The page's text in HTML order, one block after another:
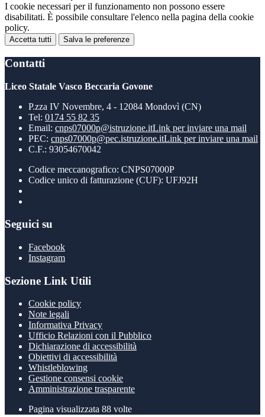
I cookie necessari per il funzionamento non possono essere
disabilitati. È possibile consultare l'elenco nella pagina della cookie
policy.
Accetta tutti Salva le preferenze
Contatti
Liceo Statale Vasco Beccaria Govone
P.zza IV Novembre, 4 - 12084 Mondovì (CN)
Tel: 0174 55 82 35
Email: cnps07000p@istruzione.itLink per inviare una mail
PEC: cnps07000p@pec.istruzione.itLink per inviare una mail
C.F.: 93054670042
Codice meccanografico: CNPS07000P
Codice unico di fatturazione (CUF): UFJ92H
Seguici su
Facebook
Instagram
Sezione Link Utili
Cookie policy
Note legali
Informativa Privacy
Ufficio Relazioni con il Pubblico
Dichiarazione di accessibilità
Obiettivi di accessibilità
Whistleblowing
Gestione consensi cookie
Amministrazione trasparente
Pagina visualizzata 88 volte